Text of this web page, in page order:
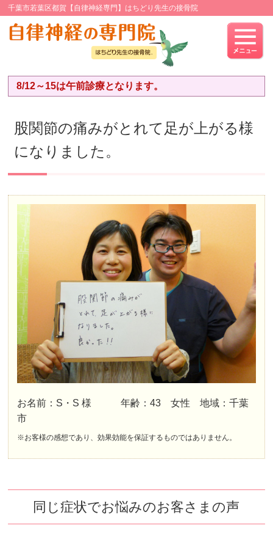
千葉市若葉区都賀【自律神経専門】はちどり先生の接骨院
8/12～15は午前診療となります。
股関節の痛みがとれて足が上がる様
になりました。
お名前：S・S 様 年齢：43 女性 地域：千葉
市
※お客様の感想であり、効果効能を保証するものではありません。
同じ症状でお悩みのお客さまの声